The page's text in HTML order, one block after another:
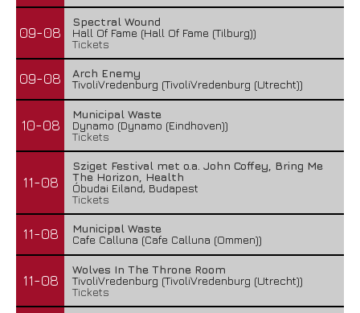
09-08
Spectral Wound
Hall Of Fame (Hall Of Fame (Tilburg))
Tickets
09-08
Arch Enemy
TivoliVredenburg (TivoliVredenburg (Utrecht))
10-08
Municipal Waste
Dynamo (Dynamo (Eindhoven))
Tickets
11-08
Sziget Festival met o.a. John Coffey, Bring Me
The Horizon, Health
Óbudai Eiland, Budapest
Tickets
11-08
Municipal Waste
Cafe Calluna (Cafe Calluna (Ommen))
11-08
Wolves In The Throne Room
TivoliVredenburg (TivoliVredenburg (Utrecht))
Tickets